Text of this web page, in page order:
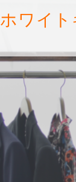
ホワイ